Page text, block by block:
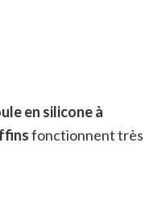
en silicone à
fonctionnent très